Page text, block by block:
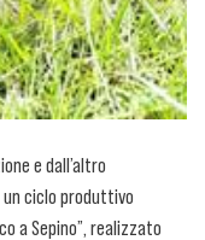
e dall’altro
ciclo produttivo
a Sepino”, realizzato